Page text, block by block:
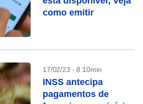
como emitir
17/02/23 - 8:10min
INSS antecipa
pagamentos de